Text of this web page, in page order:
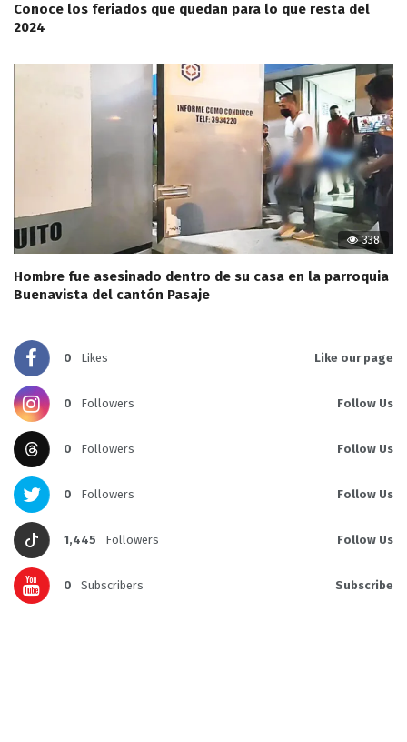
Conoce los feriados que quedan para lo que resta del
2024
338
Hombre fue asesinado dentro de su casa en la parroquia
Buenavista del cantón Pasaje
0 Likes Like our page
0 Followers Follow Us
0 Followers Follow Us
0 Followers Follow Us
1,445 Followers Follow Us
0 Subscribers Subscribe